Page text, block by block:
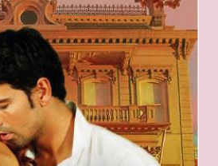
dei libri esposti cercando
giorno sfiorai con le dita la costina di
e iniziò così la mia conoscenza. Non
e non so neanche se il primo mi
leggo il nome Delly, qua...